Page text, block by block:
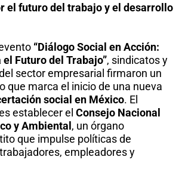
el futuro del trabajo y el desarrollo
“Diálogo Social en Acción:
Futuro del Trabajo”, sindicatos y
sector empresarial firmaron un
que marca el inicio de una nueva
social en México. El
establecer el Consejo Nacional
y Ambiental , un órgano
que impulse políticas de
empleadores y